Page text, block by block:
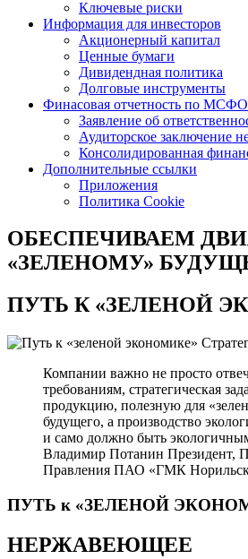
Ключевые риски
Информация для инвесторов
Акционерный капитал
Ценные бумаги
Дивидендная политика
Долговые инструменты
Финасовая отчетность по МСФО
Заявление об
Аудиторское заключение
Консолидированная
Дополнительные ссылки
Приложения
Политика Cookie
ОБЕСПЕЧИВАЕМ
«ЗЕЛЕНОМУ»
ПУТЬ К«ЗЕЛЕНОЙ
Компании важно не просто
требованиям, стратегическая
продукцию, полезную для
будущего, а производство
и само должно быть
Владимир Потанин Президент,
Правления ПАО «ГМК
ПУТЬ к «ЗЕЛЕНОЙ
НЕРЖАВЕЮЩЕЕ